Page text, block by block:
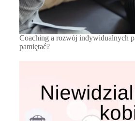
Coaching a rozwój indywidualnych
pamiętać?